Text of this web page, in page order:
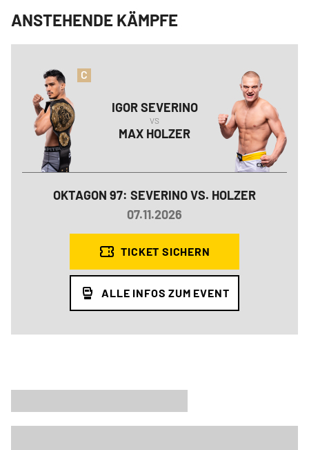
ANSTEHENDE KÄMPFE
C
IGOR SEVERINO
VS
MAX HOLZER
OKTAGON 97: SEVERINO VS. HOLZER
07.11.2026
TICKET SICHERN
ALLE INFOS ZUM EVENT